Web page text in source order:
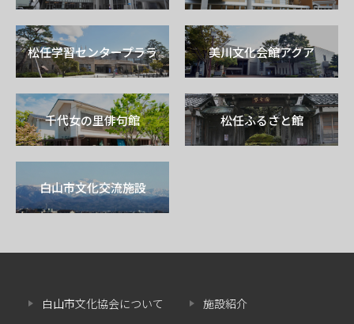
松任学習センタープララ 美川文化会館アクア
千代女の里俳句館 松任ふるさと館
白山市文化交流施設
白山市文化協会について
施設紹介